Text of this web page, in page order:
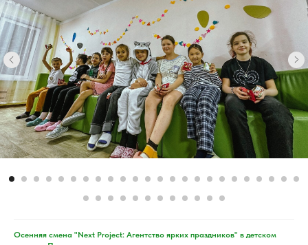
Осенняя смена "Next Project: Агентство ярких праздников" в детском